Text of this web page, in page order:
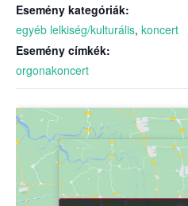
Esemény kategóriák:
egyéb lelkiség/kulturális, koncert
Esemény címkék:
orgonakoncert